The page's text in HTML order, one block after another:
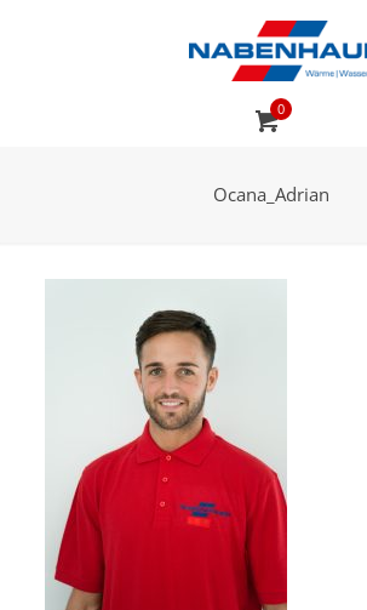
0
Ocana_Adrian